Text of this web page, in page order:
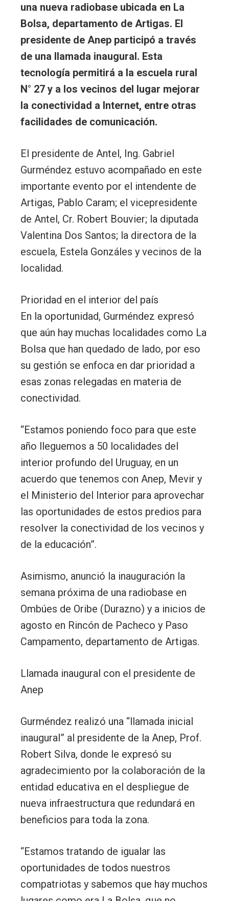
una nueva radiobase ubicada en La
Bolsa, departamento de Artigas. El
presidente de Anep participó a través
de una llamada inaugural. Esta
tecnología permitirá a la escuela rural
N° 27 y a los vecinos del lugar mejorar
la conectividad a Internet, entre otras
facilidades de comunicación.
El presidente de Antel, Ing. Gabriel
Gurméndez estuvo acompañado en este
importante evento por el intendente de
Artigas, Pablo Caram; el vicepresidente
de Antel, Cr. Robert Bouvier; la diputada
Valentina Dos Santos; la directora de la
escuela, Estela Gonzáles y vecinos de la
localidad.
Prioridad en el interior del país
En la oportunidad, Gurméndez expresó
que aún hay muchas localidades como La
Bolsa que han quedado de lado, por eso
su gestión se enfoca en dar prioridad a
esas zonas relegadas en materia de
conectividad.
“Estamos poniendo foco para que este
año lleguemos a 50 localidades del
interior profundo del Uruguay, en un
acuerdo que tenemos con Anep, Mevir y
el Ministerio del Interior para aprovechar
las oportunidades de estos predios para
resolver la conectividad de los vecinos y
de la educación”.
Asimismo, anunció la inauguración la
semana próxima de una radiobase en
Ombúes de Oribe (Durazno) y a inicios de
agosto en Rincón de Pacheco y Paso
Campamento, departamento de Artigas.
Llamada inaugural con el presidente de
Anep
Gurméndez realizó una “llamada inicial
inaugural” al presidente de la Anep, Prof.
Robert Silva, donde le expresó su
agradecimiento por la colaboración de la
entidad educativa en el despliegue de
nueva infraestructura que redundará en
beneficios para toda la zona.
“Estamos tratando de igualar las
oportunidades de todos nuestros
compatriotas y sabemos que hay muchos